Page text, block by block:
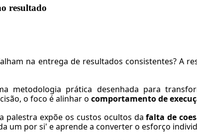
resultado
na entrega de resultados consistentes? A
metodologia prática desenhada para
o foco é alinhar o comportamento de
palestra expõe os custos ocultos dafalta de
um por si' e aprende a converter o esforço